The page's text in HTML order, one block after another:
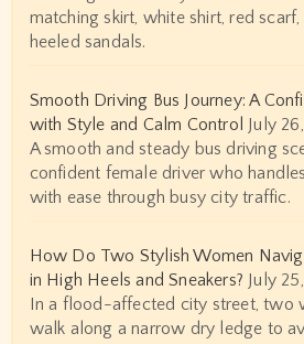
matching skirt, white shirt, red
heeled sandals.
Smooth Driving Bus Journey: A
with Style and Calm Control
July
A smooth and steady bus driving
confident female driver who
with ease through busy city traffic.
How Do Two Stylish Women
in High Heels and Sneakers? July
In a flood-affected city street, two
walk along a narrow dry ledge to